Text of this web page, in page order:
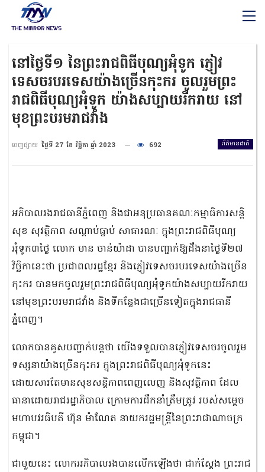
នៅថ្ងៃទី១ នៃព្រះរាជពិធីបុណ្យអុំទូក ភ្ញៀវ
ទេសចរបរទេសយ៉ាងច្រើនកុះករ ចូលរួមព្រះ
រាជពិធីបុណ្យអុំទូក យ៉ាងសប្បាយរីករាយ នៅ
មុខព្រះបរមរាជវាំង
ព័ត៌មានជាតិ
ចេញផ្សាយ ថ្ងៃទី 27 ខែ វិច្ឆិកា ឆ្នាំ 2023 692
អភិបាលរងរាជធានីភ្នំពេញ និងជាអនុប្រធានគណៈកម្មាធិការសន្ដិ
សុខ សុវត្ថិភាព សណ្ដាប់ធ្នាប់ សាធារណៈ ក្នុងព្រះរាជពិធីបុណ្យ
អុំទូក៣ថ្ងៃ លោក មាន ចាន់យ៉ាដា បានបញ្ជាក់ឱ្យដឹងនាថ្ងៃទី២៧
វិច្ឆិកានេះថា ប្រជាពលរដ្ឋខ្មែរ និងភ្ញៀវទេសចរបរទេសយ៉ាងច្រើន
កុះករ បានមកចូលរួមព្រះរាជពិធីបុណ្យអុំទូកយ៉ាងសប្បាយរីករាយ
នៅមុខព្រះបរមរាជវាំង និងទីកន្លែងជាច្រើនទៀតក្នុងរាជធានី
ភ្នំពេញ។
លោកបានគូសបញ្ជាក់បន្តថា យើងទទួលបានភ្ញៀវទេសចរចូលរួម
ទស្សនាយ៉ាងច្រើនកុះករ ក្នុងព្រះរាជពិធីបុណ្យអុំទូកនេះ
ដោយសារតែមានសុខសន្ដិភាពពេញលេញ និងសុវត្ថិភាព ដែល
ធានាដោយរាជរដ្ឋាភិបាល ក្រោមការដឹកនាំត្រឹមត្រូវ របស់សម្ដេច
មហាបវរធិបតី ហ៊ុន ម៉ាណែត នាយករដ្ឋមន្ដ្រីនៃព្រះរាជាណាចក្រ
កម្ពុជា។
ជាមួយនេះ លោកអភិបាលរងបានលើកឡើងថា ជាក់ស្តែង ព្រះរាជ